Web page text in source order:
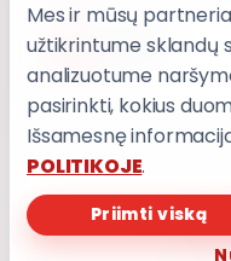
5 ŠIĄ NAKTĮ
Mes ir mūsų
užtikrintume sklandų
analizuotume
pasirinkti, kokius
Išsamesnę
POLITIKOJE.
Priimti viską